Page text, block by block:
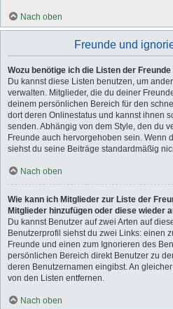
Nach oben
Freunde und
Wozu benötige ich die Listen der
Du kannst diese Listen benutzen, um
verwalten. Mitglieder, die du deiner
deinem persönlichen Bereich für den
dort deren Onlinestatus und kannst ihnen
senden. Abhängig von dem Style, den du
Freunde auch hervorgehoben sein. Wenn
siehst du seine Beiträge standardmäßig
Nach oben
Wie kann ich Mitglieder zur Liste der
Mitglieder hinzufügen oder diese wieder
Du kannst Benutzer auf zwei Arten auf
Benutzerprofil siehst du zwei Links: einen
Freunde und einen zum Ignorieren des
persönlichen Bereich direkt Benutzer zu
deren Benutzernamen eingibst. An
von den Listen entfernen.
Nach oben